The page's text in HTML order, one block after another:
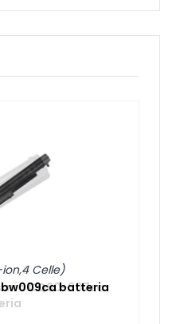
Celle)
bw009ca batteria